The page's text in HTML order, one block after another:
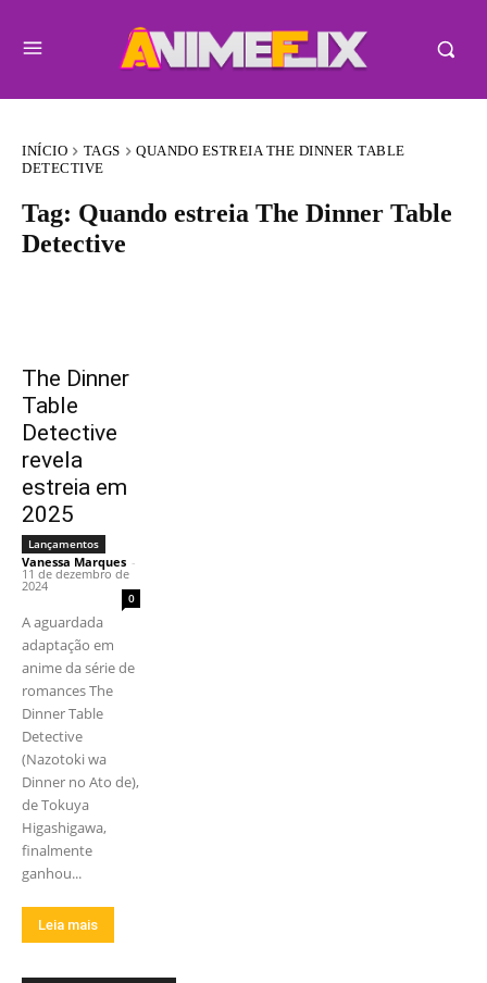
INÍCIO TAGS
QUANDO ESTREIA THE DINNER TABLE
DETECTIVE
Tag: Quando estreia The Dinner Table
Detective
The Dinner
Table
Detective
revela
estreia em
2025
Lançamentos
Vanessa Marques -
11 de dezembro de
2024
0
A aguardada
adaptação em
anime da série de
romances The
Dinner Table
Detective
(Nazotoki wa
Dinner no Ato de),
de Tokuya
Higashigawa,
finalmente
ganhou...
Leia mais